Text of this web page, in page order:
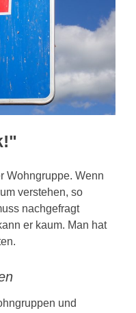
Wohngruppe. Wenn
verstehen, so
nachgefragt
er kaum. Man hat
und